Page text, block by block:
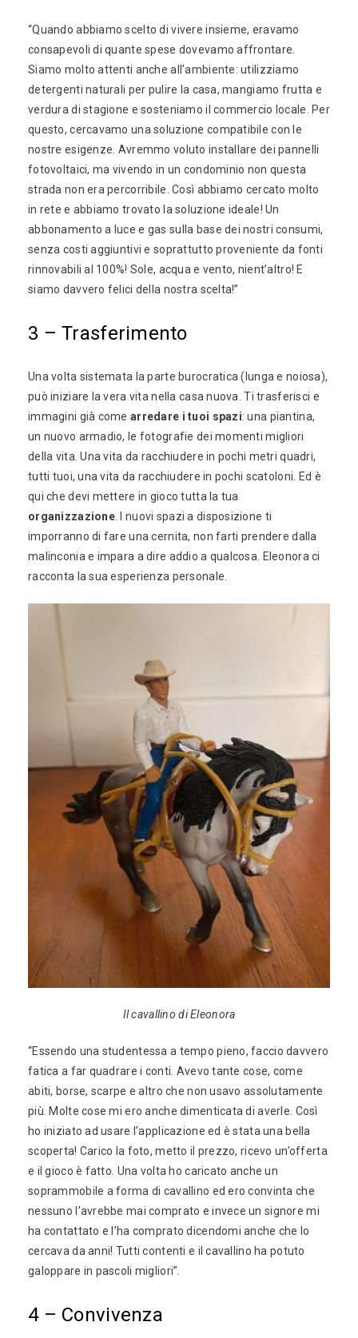
“Quando abbiamo scelto di vivere insieme, eravamo
consapevoli di quante spese dovevamo affrontare.
Siamo molto attenti anche all’ambiente: utilizziamo
detergenti naturali per pulire la casa, mangiamo frutta e
verdura di stagione e sosteniamo il commercio locale. Per
questo, cercavamo una soluzione compatibile con le
nostre esigenze. Avremmo voluto installare dei pannelli
fotovoltaici, ma vivendo in un condominio non questa
strada non era percorribile. Così abbiamo cercato molto
in rete e abbiamo trovato la soluzione ideale! Un
abbonamento a luce e gas sulla base dei nostri consumi,
senza costi aggiuntivi e soprattutto proveniente da fonti
rinnovabili al 100%! Sole, acqua e vento, nient’altro! E
siamo davvero felici della nostra scelta!”
3 – Trasferimento
Una volta sistemata la parte burocratica (lunga e noiosa),
può iniziare la vera vita nella casa nuova. Ti trasferisci e
immagini già comearredare i tuoi spazi: una piantina,
un nuovo armadio, le fotografie dei momenti migliori
della vita. Una vita da racchiudere in pochi metri quadri,
tutti tuoi, una vita da racchiudere in pochi scatoloni. Ed è
qui che devi mettere in gioco tutta la tua
organizzazione. I nuovi spazi a disposizione ti
imporranno di fare una cernita, non farti prendere dalla
malinconia e impara a dire addio a qualcosa. Eleonora ci
racconta la sua esperienza personale.
Il cavallino di Eleonora
“Essendo una studentessa a tempo pieno, faccio davvero
fatica a far quadrare i conti. Avevo tante cose, come
abiti, borse, scarpe e altro che non usavo assolutamente
più. Molte cose mi ero anche dimenticata di averle. Così
ho iniziato ad usare l’applicazione ed è stata una bella
scoperta! Carico la foto, metto il prezzo, ricevo un’offerta
e il gioco è fatto. Una volta ho caricato anche un
soprammobile a forma di cavallino ed ero convinta che
nessuno l’avrebbe mai comprato e invece un signore mi
ha contattato e l’ha comprato dicendomi anche che lo
cercava da anni! Tutti contenti e il cavallino ha potuto
galoppare in pascoli migliori”.
4 – Convivenza